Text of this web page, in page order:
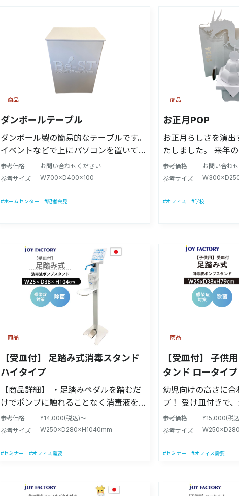
ダンボールテーブル
ダンボール製の簡易的なテーブルです。
イベントなどで上にパソコンを置いて
使用する事もできます。
参考価格
お問い合わせください
参考サイズ
W700×D400×100
商品
#ホームセンター #記者会見
お正月POP
お正月らしさを演
たしました。 来年
し、鏡餅と屏風も付
参考価格
お問い合わ
参考サイズ
商品
#オフィス #学校
【受皿付】 足踏み式消毒スタンド
ハイタイプ
【商品詳細】 ・足踏みペダルを踏むだ
けでポンプに触れることなく消毒液を
噴射できます。 ・受け皿付きで、消毒
液が床にこぼれるのを防ぎます！ 【意
ボトルサイズ】高さ16cm〜27cmの手
38cm×高さ104cm/(看板なし：高さ約
参考価格
¥14,000(税込)～
参考サイズ
W250×D280×H1040mm
商品
#セミナー #オフィス需要
【受皿付】 子供
タンド ロータイプ
幼児向けの高さに合
プ！ 受け皿付きで、消毒液が床にこぼ
れるのを防ぎます！
て、洗えるので衛生
く消毒液を噴射できます。
毒液に対応しており
参考価格
¥15,000(税
参考サイズ
商品
#セミナー #オフィス需要